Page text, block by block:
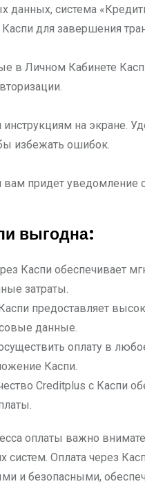
данных, система
для завершения
в Личном Кабинете
на экране.
избежать ошибок.
придет уведомление
выгодна:
Каспи обеспечивает
затраты.
предоставляет
данные.
оплату в
Каспи.
Creditplus с Каспи
оплаты важно
систем. Оплата через
и безопасными,